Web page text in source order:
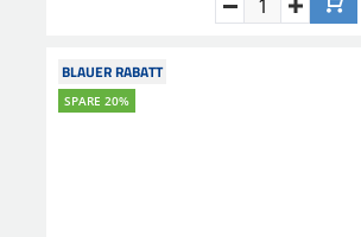
BLAUER RABATT
SPARE 20%